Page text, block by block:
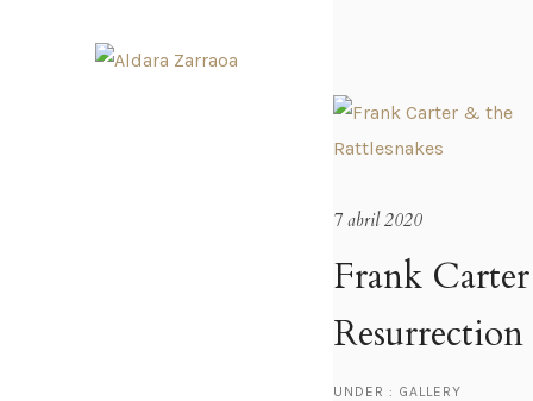
7 abril 2020
Frank Carter
Resurrection
UNDER : GALLERY